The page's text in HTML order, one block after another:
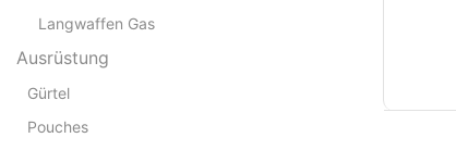
Langwaffen Gas
Ausrüstung
Gürtel
Pouches